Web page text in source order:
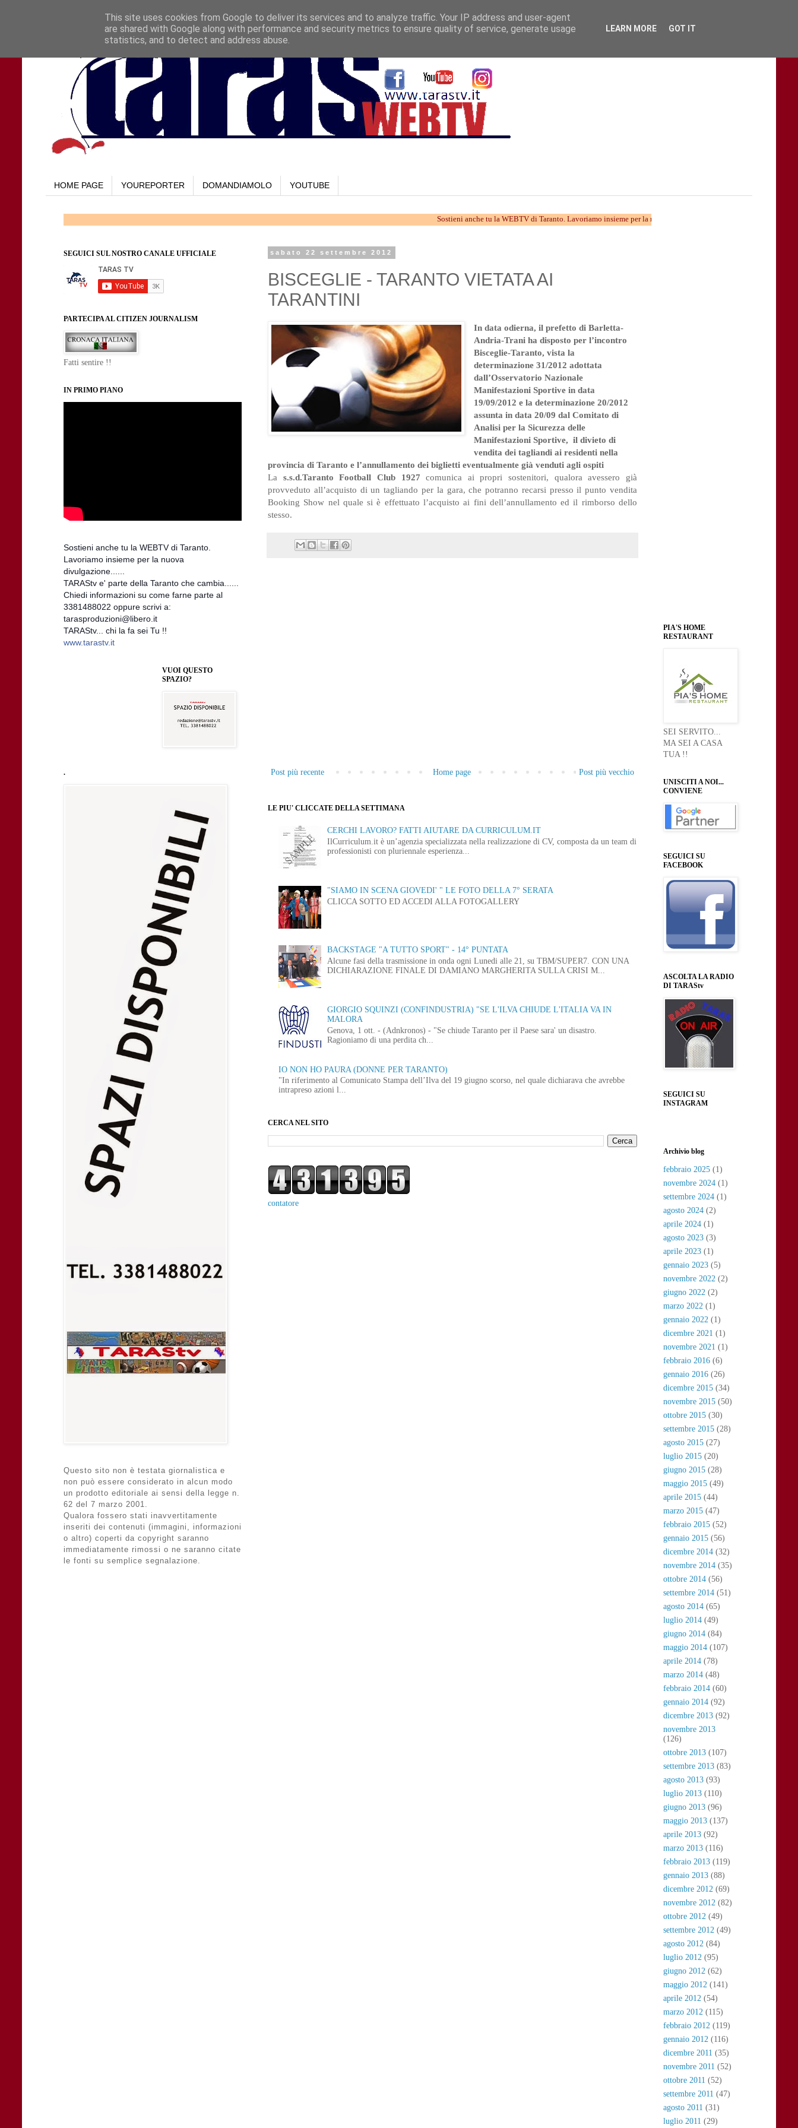
HOME PAGE YOUREPORTER DOMANDIAMOLO YOUTUBE
Sostieni anche tu la WEBTV di Taranto. Lavoriamo insieme per la nuova divulgazione...... TARAStv e' parte della
sabato 22 settembre 2012
BISCEGLIE - TARANTO VIETATA AI
TARANTINI
In data odierna, il prefetto di Barletta-
Andria-Trani ha disposto per l’incontro
Bisceglie-Taranto, vista la
determinazione 31/2012 adottata
dall’Osservatorio Nazionale
Manifestazioni Sportive in data
19/09/2012 e la determinazione 20/2012
assunta in data 20/09 dal Comitato di
Analisi per la Sicurezza delle
Manifestazioni Sportive, il divieto di
vendita dei tagliandi ai residenti nella
provincia di Taranto e l’annullamento dei biglietti eventualmente già venduti agli ospiti
La s.s.d.Taranto Football Club 1927 comunica ai propri sostenitori, qualora avessero già
provveduto all’acquisto di un tagliando per la gara, che potranno recarsi presso il punto vendita
Booking Show nel quale si è effettuato l’acquisto ai fini dell’annullamento ed il rimborso dello
stesso.
Post più recente Post più vecchio
Home page
LE PIU' CLICCATE DELLA SETTIMANA
CERCHI LAVORO? FATTI AIUTARE DA CURRICULUM.IT
IlCurriculum.it è un’agenzia specializzata nella realizzazione di CV, composta da un team di
professionisti con pluriennale esperienza...
"SIAMO IN SCENA GIOVEDI' " LE FOTO DELLA 7° SERATA
CLICCA SOTTO ED ACCEDI ALLA FOTOGALLERY
BACKSTAGE "A TUTTO SPORT" - 14° PUNTATA
Alcune fasi della trasmissione in onda ogni Lunedi alle 21, su TBM/SUPER7. CON UNA
DICHIARAZIONE FINALE DI DAMIANO MARGHERITA SULLA CRISI M...
GIORGIO SQUINZI (CONFINDUSTRIA) "SE L'ILVA CHIUDE L'ITALIA VA IN
MALORA
Genova, 1 ott. - (Adnkronos) - "Se chiude Taranto per il Paese sara' un disastro.
Ragioniamo di una perdita ch...
IO NON HO PAURA (DONNE PER TARANTO)
"In riferimento al Comunicato Stampa dell’Ilva del 19 giugno scorso, nel quale dichiarava che avrebbe
intrapreso azioni l...
CERCA NEL SITO
contatore
SEGUICI SUL NOSTRO CANALE UFFICIALE
PARTECIPA AL CITIZEN JOURNALISM
Fatti sentire !!
IN PRIMO PIANO
Sostieni anche tu la WEBTV di Taranto.
Lavoriamo insieme per la nuova
divulgazione......
TARAStv e' parte della Taranto che cambia......
Chiedi informazioni su come farne parte al
3381488022 oppure scrivi a:
tarasproduzioni@libero.it
TARAStv... chi la fa sei Tu !!
www.tarastv.it
VUOI QUESTO
SPAZIO?
.
Questo sito non è testata giornalistica e
non può essere considerato in alcun modo
un prodotto editoriale ai sensi della legge n.
62 del 7 marzo 2001.
Qualora fossero stati inavvertitamente
inseriti dei contenuti (immagini, informazioni
o altro) coperti da copyright saranno
immediatamente rimossi o ne saranno citate
le fonti su semplice segnalazione.
PIA'S HOME
RESTAURANT
SEI SERVITO...
MA SEI A CASA
TUA !!
UNISCITI A NOI...
CONVIENE
SEGUICI SU
FACEBOOK
ASCOLTA LA RADIO
DI TARAStv
SEGUICI SU
INSTAGRAM
Archivio blog
febbraio 2025 (1)
novembre 2024 (1)
settembre 2024 (1)
agosto 2024 (2)
aprile 2024 (1)
agosto 2023 (3)
aprile 2023 (1)
gennaio 2023 (5)
novembre 2022 (2)
giugno 2022 (2)
marzo 2022 (1)
gennaio 2022 (1)
dicembre 2021 (1)
novembre 2021 (1)
febbraio 2016 (6)
gennaio 2016 (26)
dicembre 2015 (34)
novembre 2015 (50)
ottobre 2015 (30)
settembre 2015 (28)
agosto 2015 (27)
luglio 2015 (20)
giugno 2015 (28)
maggio 2015 (49)
aprile 2015 (44)
marzo 2015 (47)
febbraio 2015 (52)
gennaio 2015 (56)
dicembre 2014 (32)
novembre 2014 (35)
ottobre 2014 (56)
settembre 2014 (51)
agosto 2014 (65)
luglio 2014 (49)
giugno 2014 (84)
maggio 2014 (107)
aprile 2014 (78)
marzo 2014 (48)
febbraio 2014 (60)
gennaio 2014 (92)
dicembre 2013 (92)
novembre 2013
(126)
ottobre 2013 (107)
settembre 2013 (83)
agosto 2013 (93)
luglio 2013 (110)
giugno 2013 (96)
maggio 2013 (137)
aprile 2013 (92)
marzo 2013 (116)
febbraio 2013 (119)
gennaio 2013 (88)
dicembre 2012 (69)
novembre 2012 (82)
ottobre 2012 (49)
settembre 2012 (49)
agosto 2012 (84)
luglio 2012 (95)
giugno 2012 (62)
maggio 2012 (141)
aprile 2012 (54)
marzo 2012 (115)
febbraio 2012 (119)
gennaio 2012 (116)
dicembre 2011 (35)
novembre 2011 (52)
ottobre 2011 (52)
settembre 2011 (47)
agosto 2011 (31)
luglio 2011 (29)
This site uses cookies from Google to deliver its services and to analyze traffic. Your IP address and user-agent
are shared with Google along with performance and security metrics to ensure quality of service, generate usage
statistics, and to detect and address abuse.
LEARN MORE GOT IT